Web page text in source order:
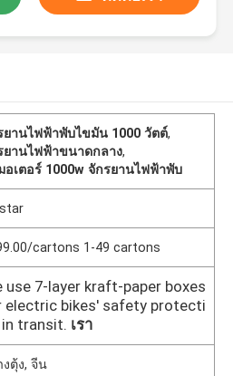
ยานไฟฟ้าพับไขมัน 1000 วัตต์,
ยานไฟฟ้าขนาดกลาง,
อเตอร์ 1000w จักรยานไฟฟ้าพับ
cartons 1-49 cartons
use 7-layer kraft-paper boxes
electric bikes' safety protecti
transit. เรา
งตุ้ง, จีน